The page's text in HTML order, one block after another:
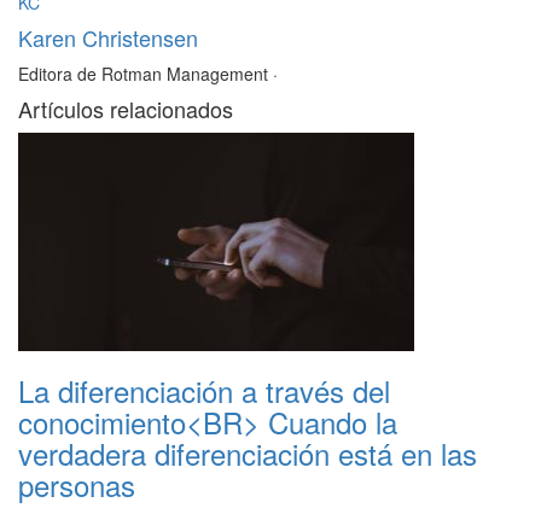
Karen Christensen
Editora de Rotman Management ·
Artículos relacionados
La diferenciación a través del
conocimiento<BR> Cuando la
verdadera diferenciación está en las
personas